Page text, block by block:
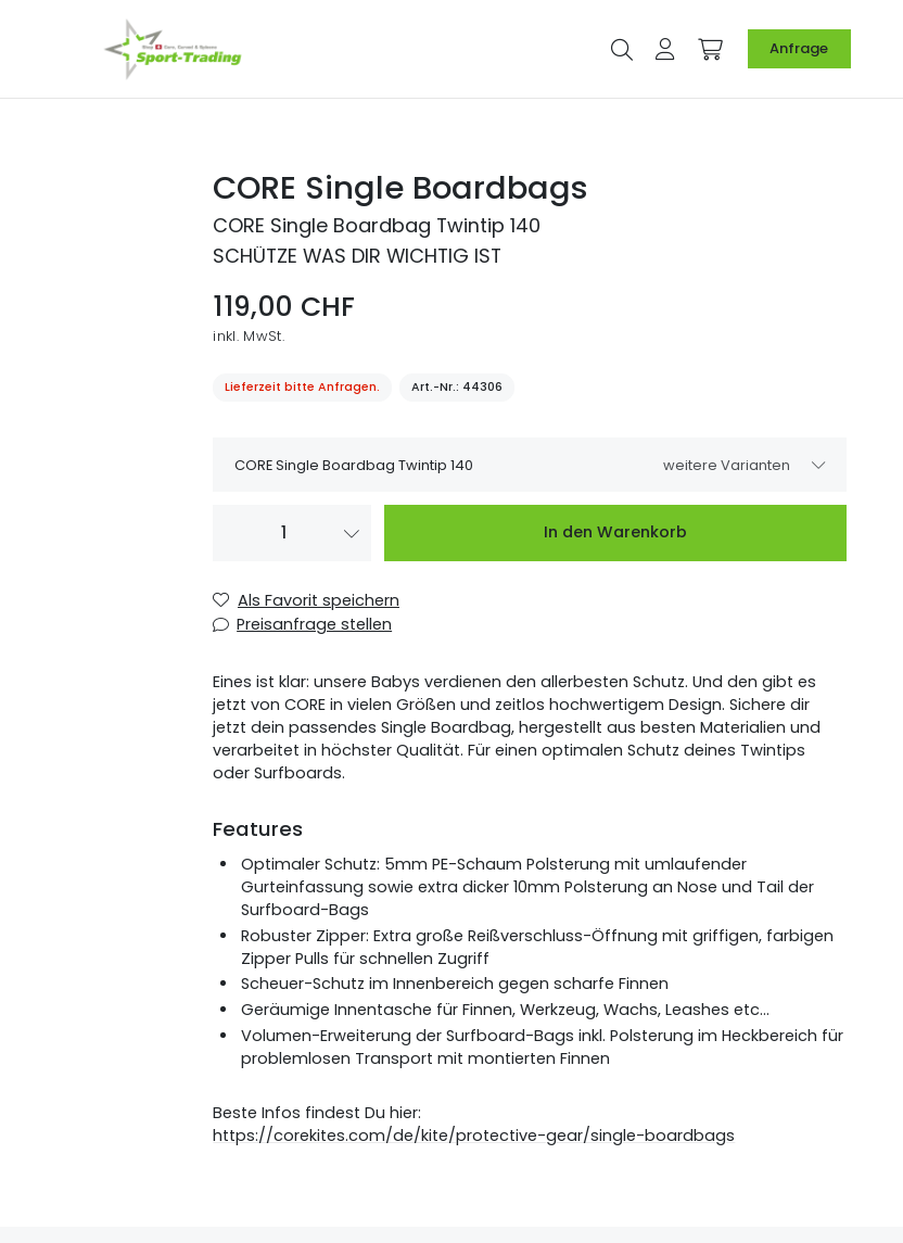
Anfrage
CORE Single Boardbags
CORE Single Boardbag Twintip 140
SCHÜTZE WAS DIR WICHTIG IST
119,00 CHF
inkl. MwSt.
Art.-Nr. 44306
Lieferzeit bitte Anfragen.
CORE Single Boardbag Twintip 140 weitere Varianten
Anfragen.
CORE Single Boardbag Stubby
CORE Single Boardbag Surf 6‘2“
Lieferzeit bitte
Anfragen.
159,00 CHF
In den Warenkorb
Als Favorit speichern
Eines ist klar: unsere Babys verdienen den allerbesten Schutz. Und den gibt es
jetzt von CORE in vielen Größen und zeitlos hochwertigem Design. Sichere dir
jetzt dein passendes Single Boardbag, hergestellt aus besten Materialien und
verarbeitet in höchster Qualität. Für einen optimalen Schutz deines Twintips
oder Surfboards.
Features
Optimaler Schutz: 5mm PE-Schaum Polsterung mit umlaufender
Gurteinfassung sowie extra dicker 10mm Polsterung an Nose und Tail der
Surfboard-Bags
Robuster Zipper: Extra große Reißverschluss-Öffnung mit griffigen, farbigen
Zipper Pulls für schnellen Zugriff
Scheuer-Schutz im Innenbereich gegen scharfe Finnen
Geräumige Innentasche für Finnen, Werkzeug, Wachs, Leashes etc...
Volumen-Erweiterung der Surfboard-Bags inkl. Polsterung im Heckbereich für
problemlosen Transport mit montierten Finnen
Beste Infos findest Du hier:
https://corekites.com/de/kite/protective-gear/single-boardbags
Preisanfrage stellen